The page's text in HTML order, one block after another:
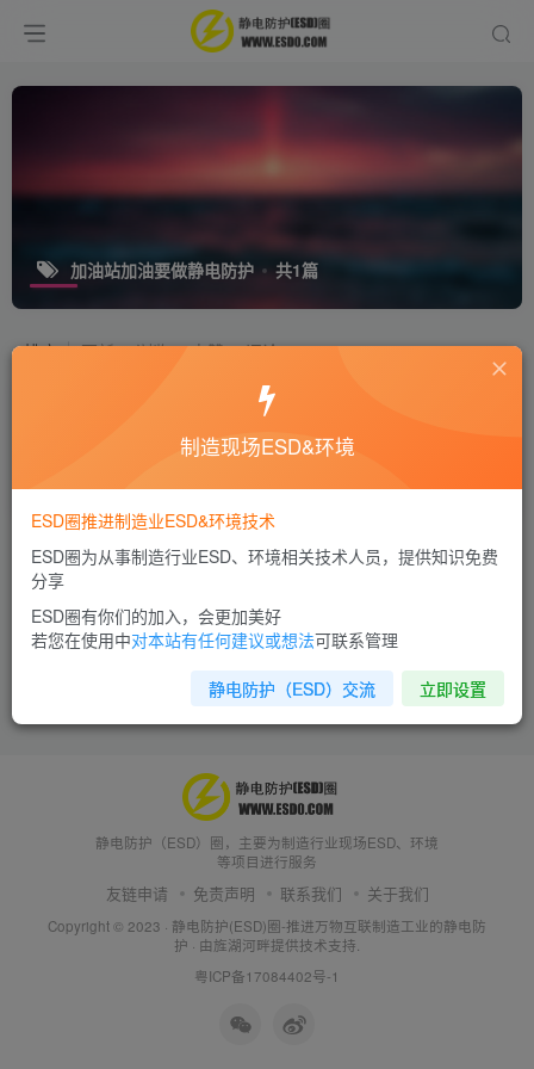
加油站加油要做静电防护 共1篇
排序 更新 浏览 点赞 评论
加油过程中如何防静电？
十万个为什么
7年前 7657
静电防护（ESD）圈，主要为制造行业现场ESD、环境
等项目进行服务
友链申请 免责声明 联系我们 关于我们
Copyright © 2023 · 静电防护(ESD)圈-推进万物互联制造工业的静电防
护 · 由旌湖河畔提供技术支持.
粤ICP备17084402号-1
制造现场ESD&环境
ESD圈推进制造业ESD&环境技术
ESD圈为从事制造行业ESD、环境相关技术人员，提供知识免费
分享
ESD圈有你们的加入，会更加美好
若您在使用中对本站有任何建议或想法可联系管理
静电防护（ESD）交流 立即设置